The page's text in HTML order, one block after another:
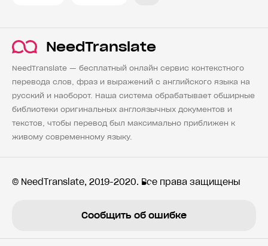
NeedTranslate
NeedTranslate — бесплатный онлайн сервис контекстного
перевода слов, фраз и выражений с английского языка на
русский и наоборот. Наша система обрабатывает обширные
библиотеки оригинальных англоязычных документов и
текстов, чтобы перевод был максимально приближен к
живому современному языку.
© NeedTranslate, 2019-2020. Все права защищены
Сообщить об ошибке